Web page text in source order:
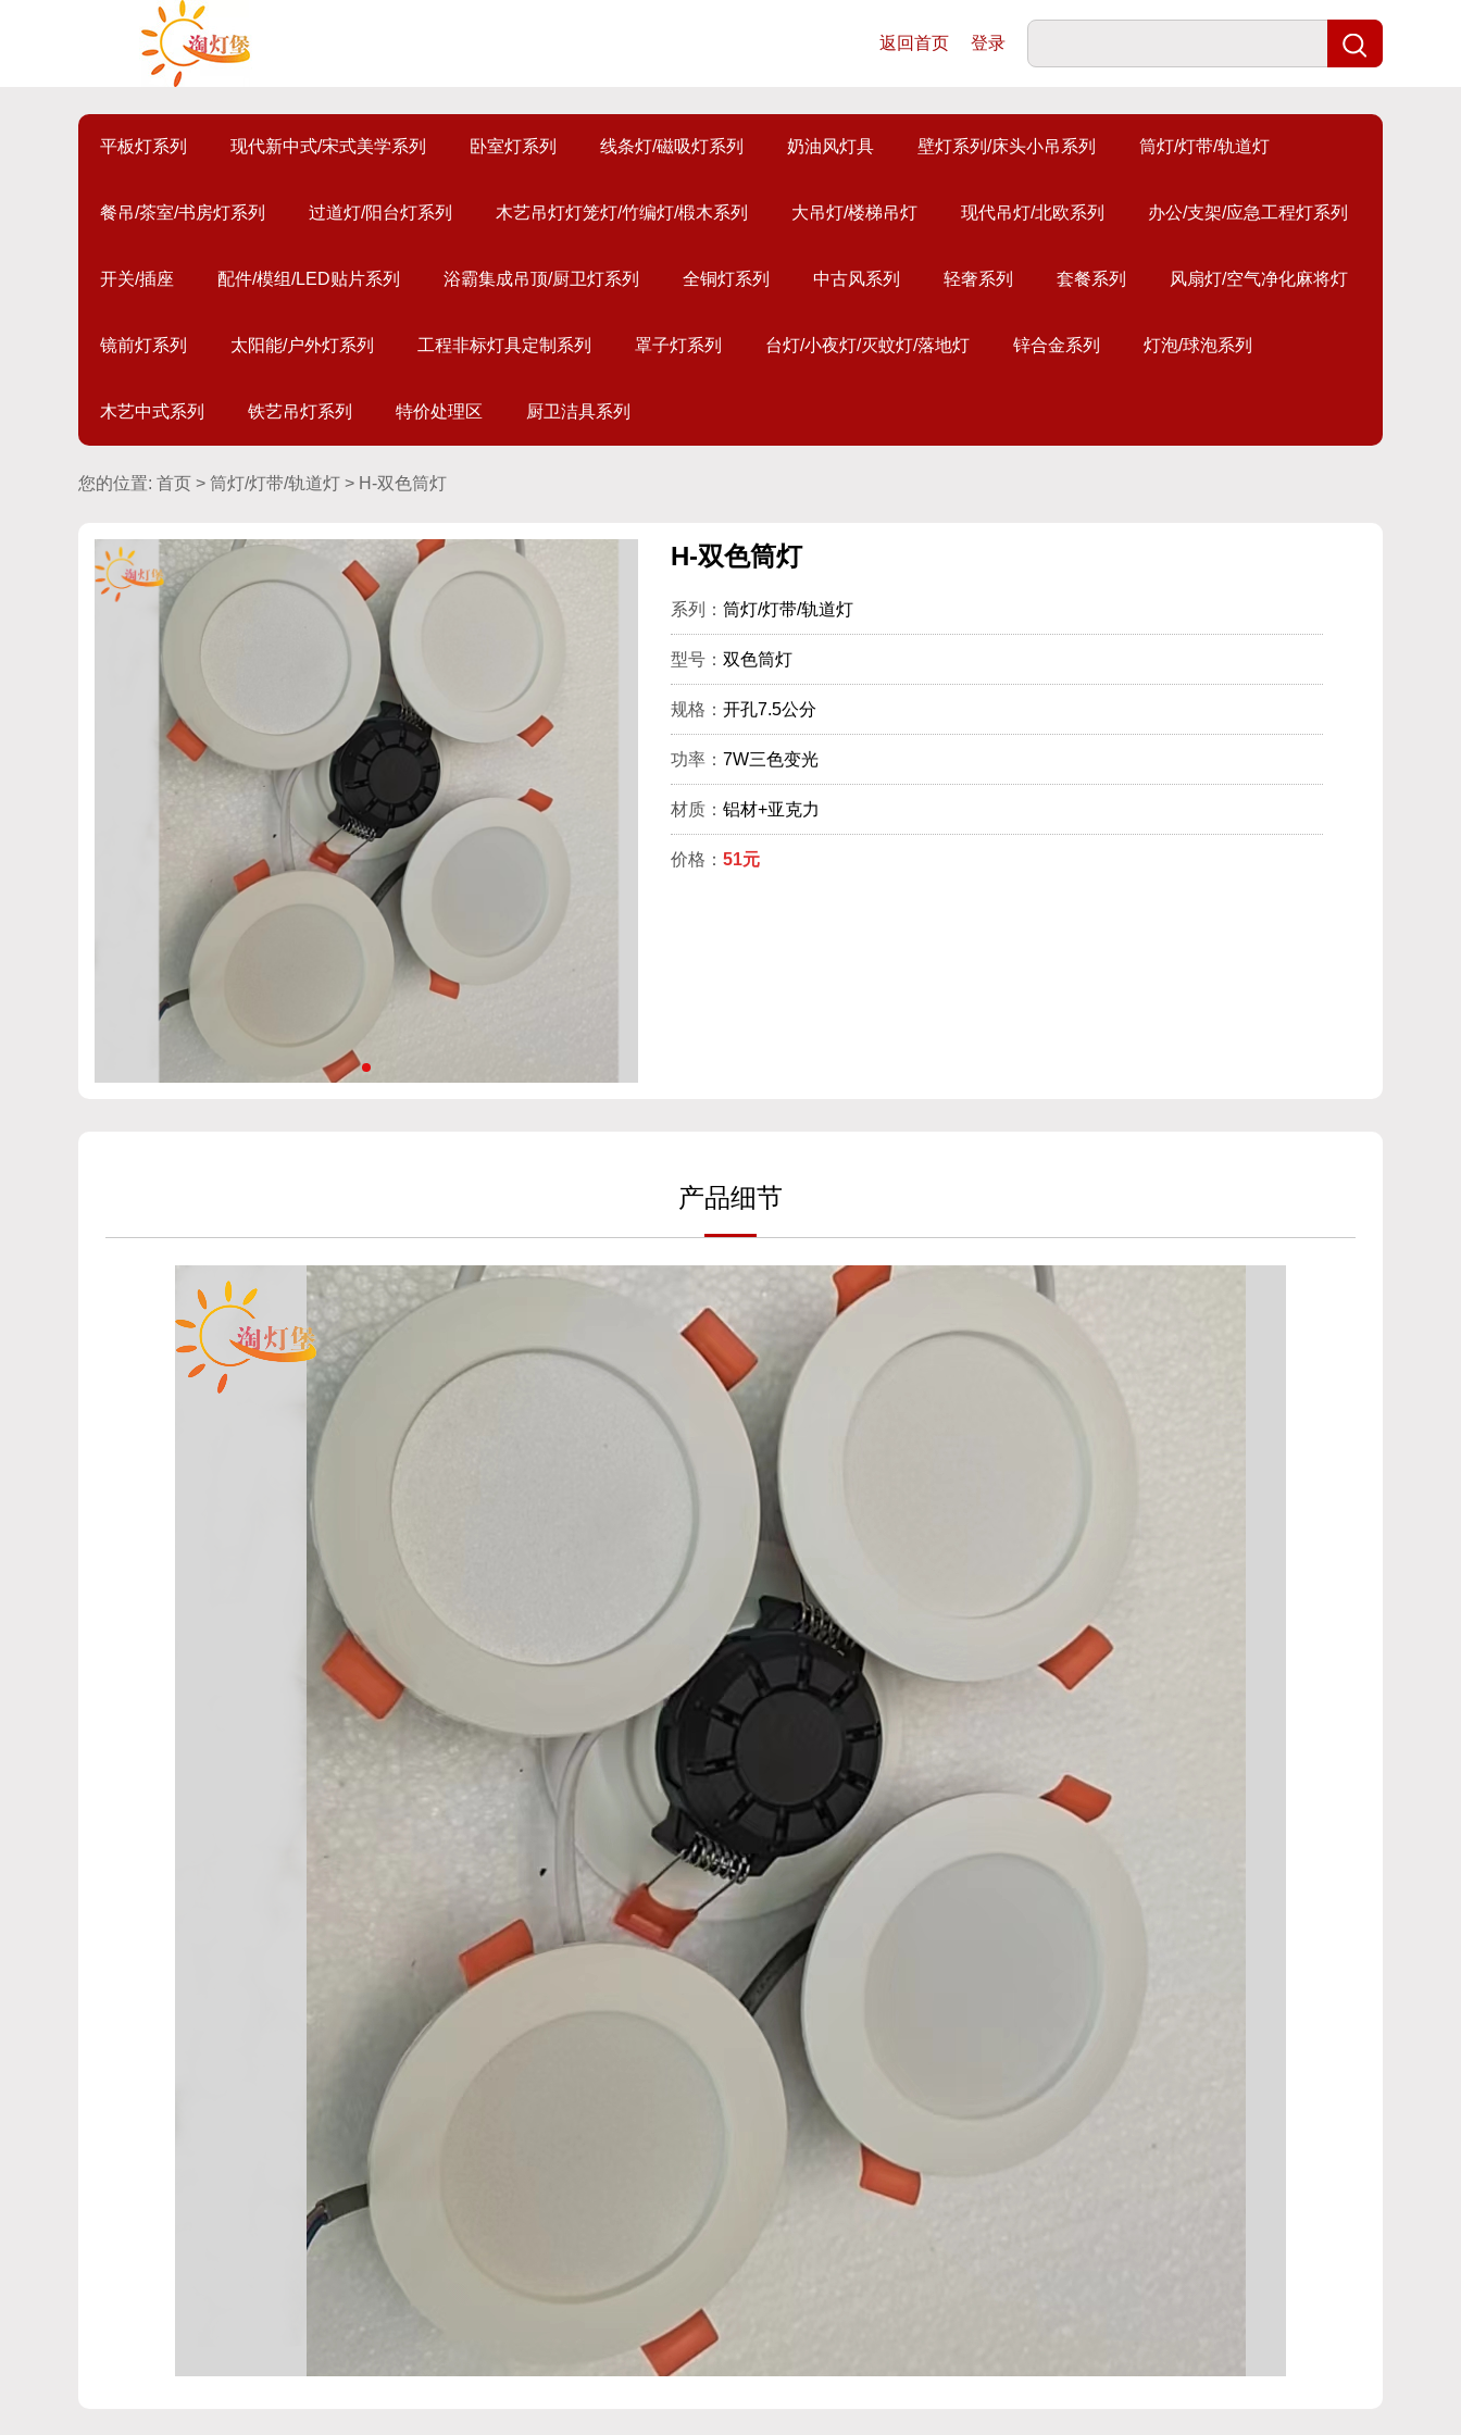
返回首页 登录
平板灯系列 现代新中式/宋式美学系列 卧室灯系列 线条灯/磁吸灯系列 奶油风灯具 壁灯系列/床头小吊系列 筒灯/灯带/轨道灯
餐吊/茶室/书房灯系列 过道灯/阳台灯系列 木艺吊灯灯笼灯/竹编灯/椴木系列 大吊灯/楼梯吊灯 现代吊灯/北欧系列 办公/支架/应急工程灯系列
开关/插座 配件/模组/LED贴片系列 浴霸集成吊顶/厨卫灯系列 全铜灯系列 中古风系列 轻奢系列 套餐系列 风扇灯/空气净化麻将灯
镜前灯系列 太阳能/户外灯系列 工程非标灯具定制系列 罩子灯系列 台灯/小夜灯/灭蚊灯/落地灯 锌合金系列 灯泡/球泡系列
木艺中式系列 铁艺吊灯系列 特价处理区 厨卫洁具系列
您的位置: 首页 > 筒灯/灯带/轨道灯 > H-双色筒灯
H-双色筒灯
系列： 筒灯/灯带/轨道灯
型号： 双色筒灯
规格： 开孔7.5公分
功率： 7W三色变光
材质： 铝材+亚克力
价格： 51元
产品细节